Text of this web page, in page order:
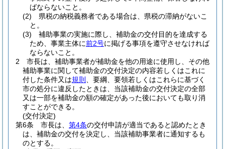
ばならないこと。
(2)
県税の納税義務者である場合は、県税の滞納がないこ
と。
(3)
補助事業の実施に際し、補助金の交付目的を達成する
ため、事業主体に前2号に掲げる事項を遵守させなければ
ならないこと。
2
市長は、補助事業者が補助金を他の用途に使用し、その他
補助事業に関して補助金の交付決定の内容若しくはこれに
付した条件又は規則
、要綱、要領若しくはこれらに基づく
市の処分に違反したときは、当該補助金の交付決定の全部
又は一部を補助金の額の確定があった後においても取り消
すことができる。
(交付決定)
第6条
市長は、 第4条の交付申請が適当であると認めたとき
は、補助金の交付を決定し、当該補助事業者に通知するも
のとする。